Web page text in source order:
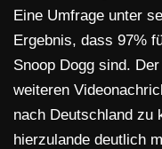
Eine Umfrage unter
Ergebnis, dass 97%
Snoop Dogg sind.
weiteren
nach Deutschland zu
hierzulande deutlich